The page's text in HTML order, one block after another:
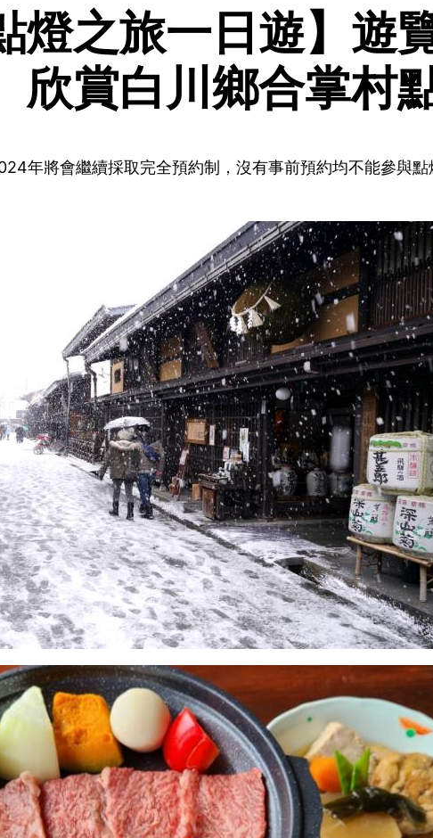
燈之旅一日遊】遊
欣賞白川鄉合掌村
年將會繼續採取完全預約制，沒有事前預約均不能參與